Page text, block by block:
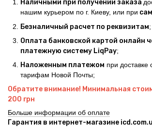
Наличными при получении заказа
нашим курьером по г. Киеву, или при
Безналичный расчет по реквизитам;
Оплата банковской картой онлайн
платежную систему LiqPay;
Наложенным платежом при доставке
тарифам Новой Почты;
Обратите внимание! Минимальная
200 грн
Больше информации об оплате
Гарантия в интернет-магазине